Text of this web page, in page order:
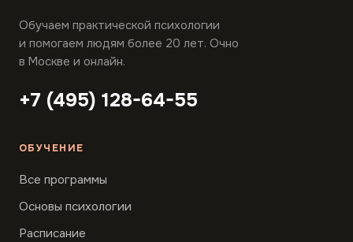
Обучаем практической психологии
и помогаем людям более 20 лет. Очно
в Москве и онлайн.
+7 (495) 128-64-55
ОБУЧЕНИЕ
Все программы
Основы психологии
Расписание